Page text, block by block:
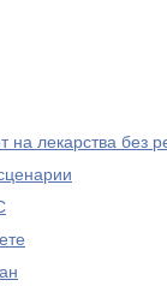
на лекарства без